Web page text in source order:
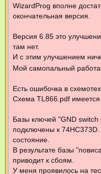
WizardProg вполне
окончательная версия.
Версия 6.85 это
там нет.
И с этим улучшением
Мой самопальный
Есть ошибочка в
Схема TL866.pdf имеется
Базы ключей "GND
подключены к
состояние.
В результате базы
приводит к сбоям.
У меня проявилось на